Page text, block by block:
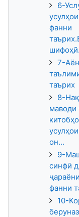
6-
фанни
шифоҳӣ.
7-
таърих
8-
маводи
он...
9-
синфӣ
фанни
10-